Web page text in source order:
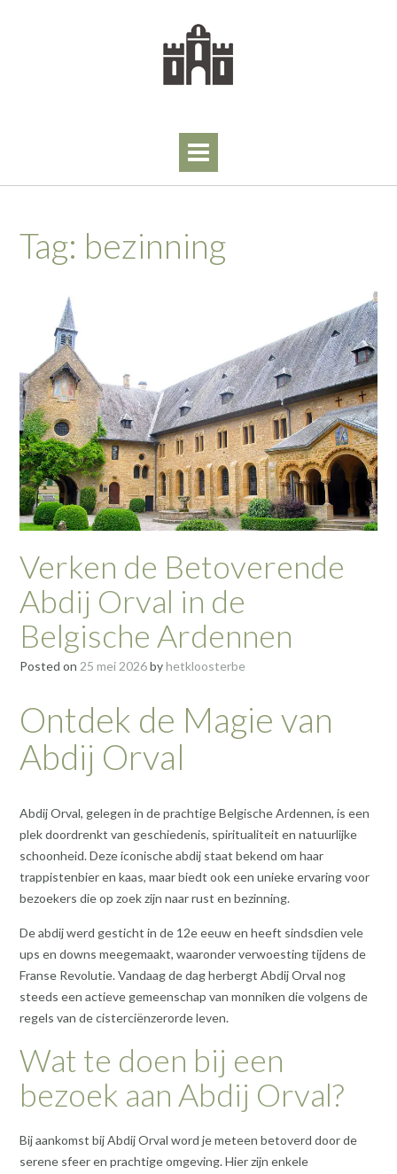
Tag: bezinning
Verken de Betoverende
Abdij Orval in de
Belgische Ardennen
Posted on 25 mei 2026byhetkloosterbe
Ontdek de Magie van
Abdij Orval
Abdij Orval, gelegen in de prachtige Belgische Ardennen, is een
plek doordrenkt van geschiedenis, spiritualiteit en natuurlijke
schoonheid. Deze iconische abdij staat bekend om haar
trappistenbier en kaas, maar biedt ook een unieke ervaring voor
bezoekers die op zoek zijn naar rust en bezinning.
De abdij werd gesticht in de 12e eeuw en heeft sindsdien vele
ups en downs meegemaakt, waaronder verwoesting tijdens de
Franse Revolutie. Vandaag de dag herbergt Abdij Orval nog
steeds een actieve gemeenschap van monniken die volgens de
regels van de cisterciënzerorde leven.
Wat te doen bij een
bezoek aan Abdij Orval?
Bij aankomst bij Abdij Orval word je meteen betoverd door de
serene sfeer en prachtige omgeving. Hier zijn enkele